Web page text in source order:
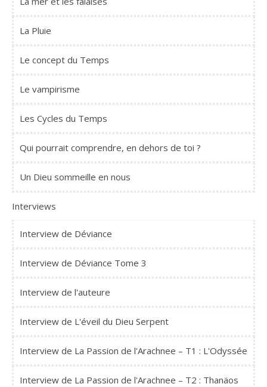
La Pluie
Le concept du Temps
Le vampirisme
Les Cycles du Temps
Qui pourrait comprendre, en dehors de toi ?
Un Dieu sommeille en nous
Interviews
Interview de Déviance
Interview de Déviance Tome 3
Interview de l'auteure
Interview de L'éveil du Dieu Serpent
Interview de La Passion de l'Arachnee – T1 : L'Odyssée
Interview de La Passion de l'Arachnee – T2 : Thanäos